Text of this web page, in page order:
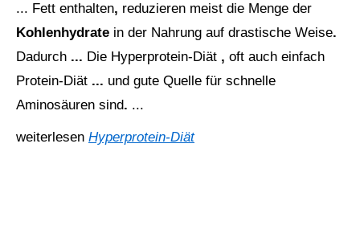
... Fett enthalten, reduzieren meist die Menge der
Kohlenhydrate in der Nahrung auf drastische Weise.
Dadurch ... Die Hyperprotein-Diät , oft auch einfach
Protein-Diät ... und gute Quelle für schnelle
Aminosäuren sind. ...
weiterlesen Hyperprotein-Diät